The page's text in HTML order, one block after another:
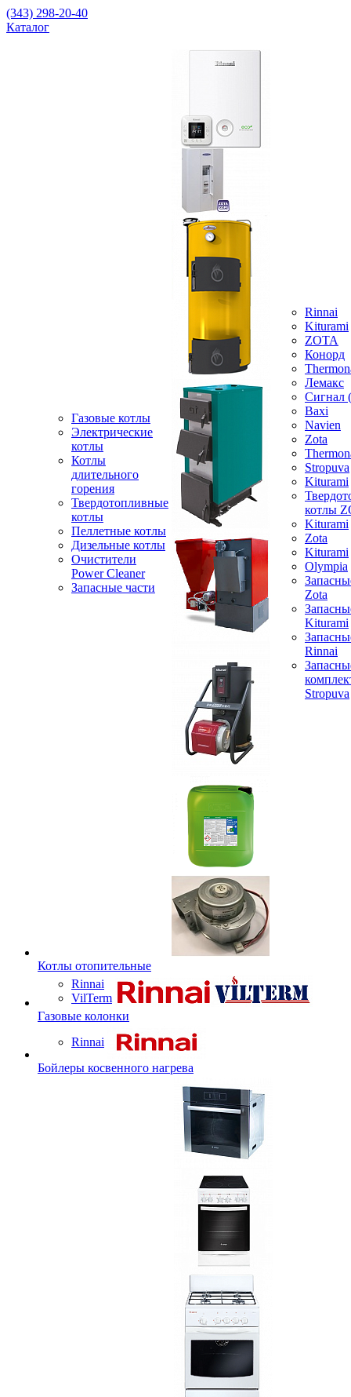
(343) 298-20-40
Каталог
Газовые котлы
Электрические
котлы
Котлы
длительного
горения
Твердотопливные
котлы
Пеллетные котлы
Дизельные котлы
Очистители
Power Cleaner
Запасные части
Rinnai
Kiturami
ZOTA
Конорд
Лемакс
Baxi
Navien
Zota
Stropuva
Kiturami
котлы
Kiturami
Zota
Kiturami
Olympia
Zota
Kiturami
Rinnai
Stropuva
Котлы отопительные
Rinnai
VilTerm
Газовые колонки
Rinnai
Бойлеры косвенного нагрева